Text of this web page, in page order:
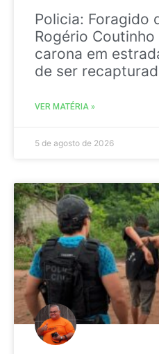
Policia: Foragido
Rogério
carona em
de ser
VER MATÉRIA »
5 de agosto de 2026